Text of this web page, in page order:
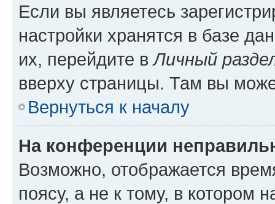
Если вы являетесь
настройки хранятся в базе
их, перейдите вЛичный
вверху страницы. Там вы
Вернуться к началу
На конференции
Возможно, отображается
поясу, а не к тому, в котором